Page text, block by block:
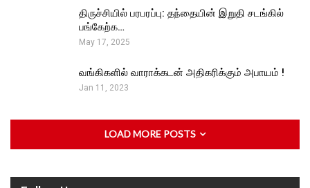
திருச்சியில் பரபரப்பு: தந்தையின் இறுதி சடங்கில்
பங்கேற்க…
May 17, 2025
வங்கிகளில் வாராக்கடன் அதிகரிக்கும் அபாயம் !
Jan 11, 2023
LOAD MORE POSTS